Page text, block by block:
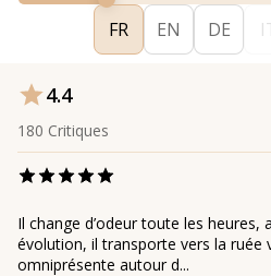
FR EN DE
4.4
180 Critiques
Il change d’odeur toute les heures,
évolution, il transporte vers la ruée
omniprésente autour d...